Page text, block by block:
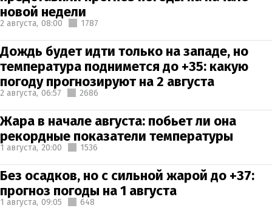
новой недели
2 августа, 08:00 1787
Дождь будет идти только на западе, но
температура поднимется до +35: какую
погоду прогнозируют на 2 августа
2 августа, 06:57 2686
Жара в начале августа: побьет ли она
рекордные показатели температуры
1 августа, 20:00 1536
Без осадков, но с сильной жарой до +37:
прогноз погоды на 1 августа
1 августа, 09:05 648